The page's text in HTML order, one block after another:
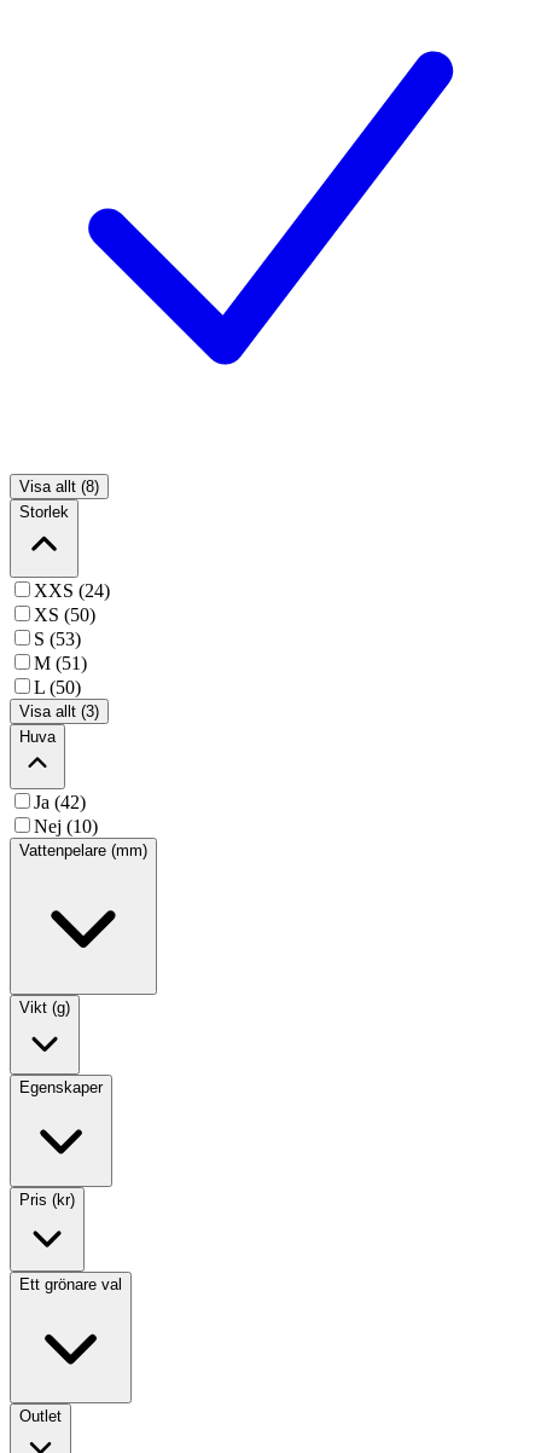
Visa allt (8)
Storlek
XXS (24)
XS (50)
S (53)
M (51)
L (50)
Visa allt (3)
Huva
Ja (42)
Nej (10)
Vattenpelare (mm)
Vikt (g)
Egenskaper
Pris (kr)
Ett grönare val
Outlet